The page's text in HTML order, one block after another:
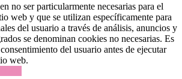
no ser particularmente necesarias para el
web y que se utilizan específicamente para
del usuario a través de análisis, anuncios y
se denominan cookies no necesarias. Es
del usuario antes de ejecutar
web.